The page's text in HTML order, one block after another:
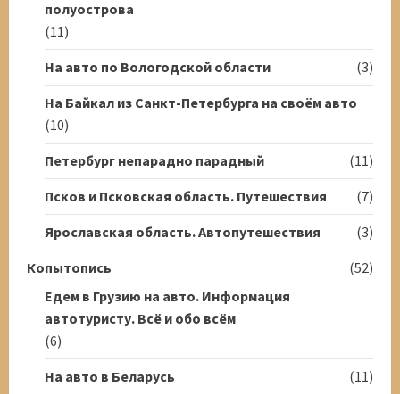
полуострова
(11)
На авто по Вологодской области
(3)
На Байкал из Санкт-Петербурга на своём авто
(10)
Петербург непарадно парадный
(11)
Псков и Псковская область. Путешествия
(7)
Ярославская область. Автопутешествия
(3)
Копытопись
(52)
Едем в Грузию на авто. Информация
автотуристу. Всё и обо всём
(6)
На авто в Беларусь
(11)